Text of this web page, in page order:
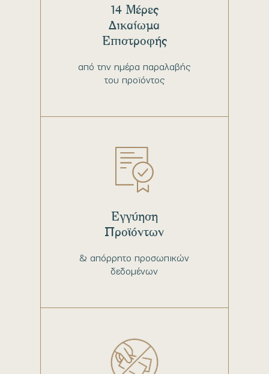
από την ημέρα παραλαβής
του προϊόντος
14 Μέρες
Δικαίωμα
Επιστροφής
& απόρρητο προσωπικών
δεδομένων
Εγγύηση
Προϊόντων